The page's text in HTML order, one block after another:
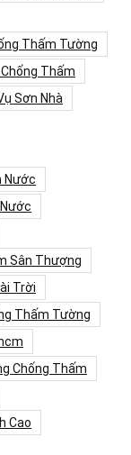
Thấm Tường
Chống Thấm
Sơn Nhà
Nước
Sân Thượng
Trời
Thấm Tường
Chống Thấm
Cao